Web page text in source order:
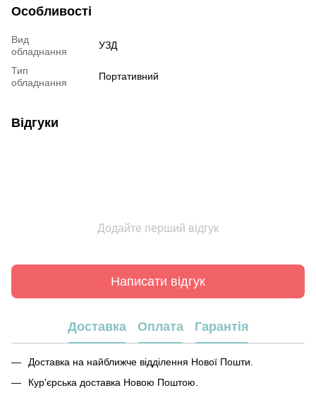
Особливості
Вид
обладнання
УЗД
Тип
обладнання
Портативний
Відгуки
Додайте перший відгук
Написати відгук
Доставка Оплата Гарантія
Доставка на найближче відділення Нової Пошти.
Кур'єрська доставка Новою Поштою.